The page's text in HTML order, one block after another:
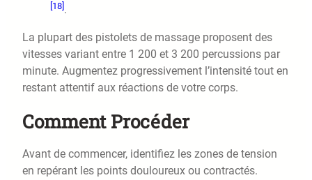
[18] .
La plupart des pistolets de massage proposent des
vitesses variant entre 1 200 et 3 200 percussions par
minute. Augmentez progressivement l’intensité tout en
restant attentif aux réactions de votre corps.
Comment Procéder
Avant de commencer, identifiez les zones de tension
en repérant les points douloureux ou contractés.